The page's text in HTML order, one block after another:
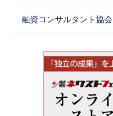
融資コンサルタント協会